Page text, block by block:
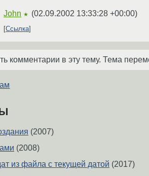
John ★ (02.09.2002 13:33:28 +00:00)
Ссылка
комментарии в эту тему. Тема
(2007)
(2008)
из файла с текущей датой (2017)